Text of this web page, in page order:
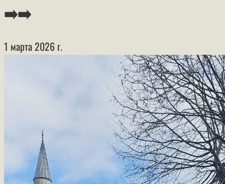
➡️➡️
1 марта 2026 г.